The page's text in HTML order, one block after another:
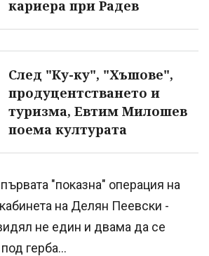
кариера при Радев
След "Ку-ку", "Хъшове",
продуцентстването и
туризма, Евтим Милошев
поема културата
"показна" операция на
на Делян Пеевски -
не един и двама да се
герба...